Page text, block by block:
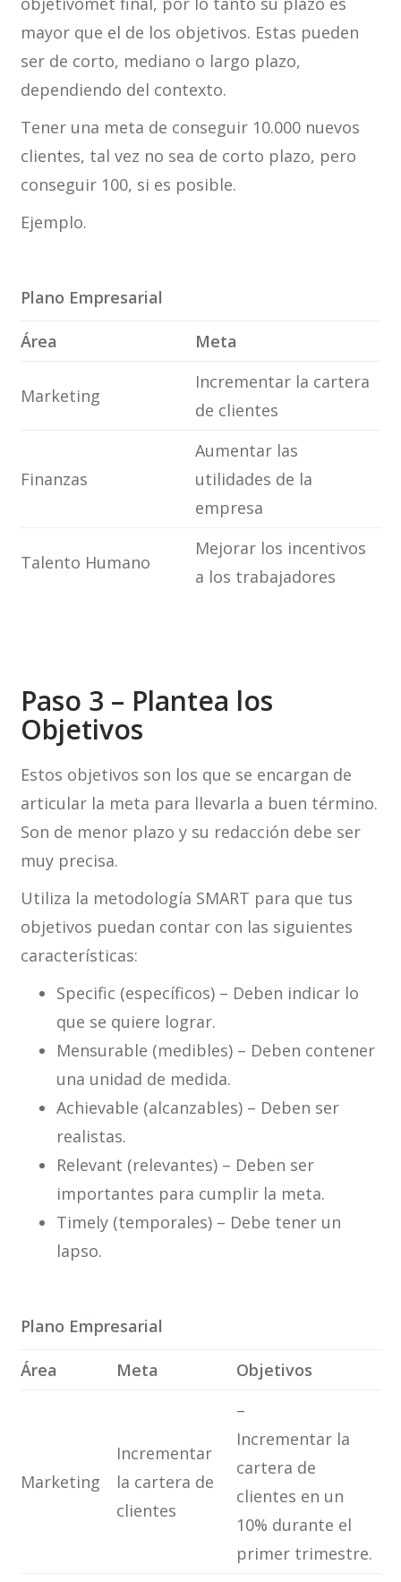
mayor que el de los objetivos. Estas pueden
ser de corto, mediano o largo plazo,
dependiendo del contexto.
Tener una meta de conseguir 10.000 nuevos
clientes, tal vez no sea de corto plazo, pero
conseguir 100, si es posible.
Ejemplo.
Plano Empresarial
Área Meta
Marketing
Incrementar la cartera
de clientes
Finanzas
Aumentar las
utilidades de la
empresa
Talento Humano
Mejorar los incentivos
a los trabajadores
Paso 3 – Plantea los
Objetivos
Estos objetivos son los que se encargan de
articular la meta para llevarla a buen término.
Son de menor plazo y su redacción debe ser
muy precisa.
Utiliza la metodología SMART para que tus
objetivos puedan contar con las siguientes
características:
Specific (específicos) – Deben indicar lo
que se quiere lograr.
Mensurable (medibles) – Deben contener
una unidad de medida.
Achievable (alcanzables) – Deben ser
realistas.
Relevant (relevantes) – Deben ser
importantes para cumplir la meta.
Timely (temporales) – Debe tener un
lapso.
Plano Empresarial
Área Meta Objetivos
Marketing
Incrementar
la cartera de
clientes
–
Incrementar la
cartera de
clientes en un
10% durante el
primer trimestre.